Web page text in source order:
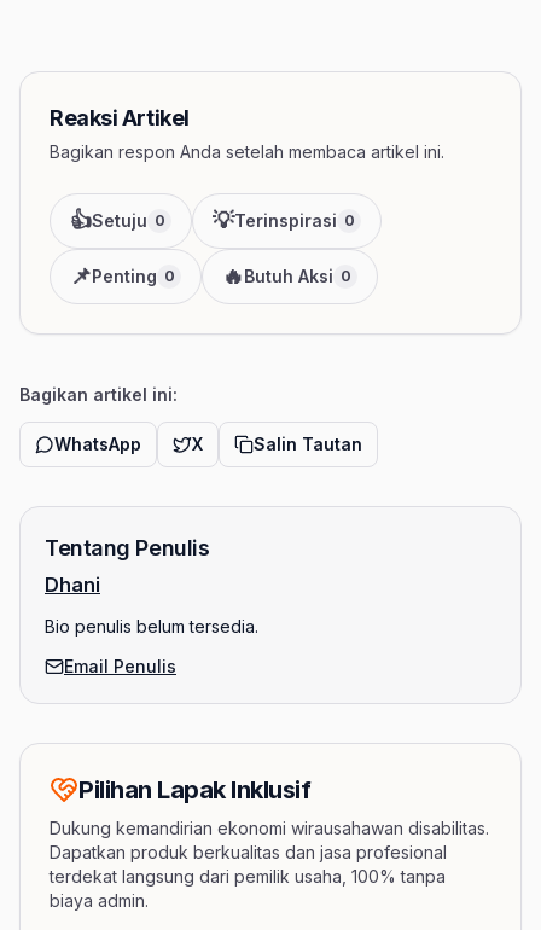
Reaksi Artikel
Bagikan respon Anda setelah membaca artikel ini.
👍Setuju 0 💡Terinspirasi 0
📌Penting 0 🔥Butuh Aksi 0
Bagikan artikel ini:
WhatsApp X Salin Tautan
Tentang Penulis
Dhani
Bio penulis belum tersedia.
Email Penulis
Pilihan Lapak Inklusif
Dukung kemandirian ekonomi wirausahawan disabilitas.
Dapatkan produk berkualitas dan jasa profesional
terdekat langsung dari pemilik usaha, 100% tanpa
biaya admin.